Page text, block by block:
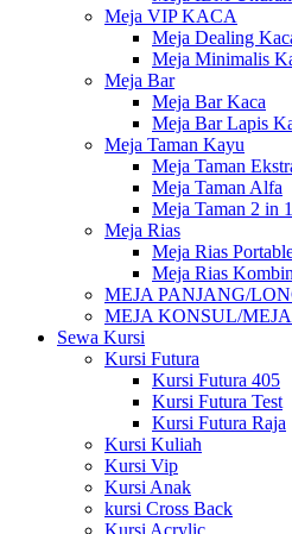
Meja VIP KACA
Meja Dealing
Meja Minimalis
Meja Bar
Meja Bar Kaca
Meja Bar Lapis
Meja Taman Kayu
Meja Taman
Meja Taman Alfa
Meja Taman 2 in 1
Meja Rias
Meja Rias
Meja Rias
MEJA PANJANG/
MEJA KONSUL/
Sewa Kursi
Kursi Futura
Kursi Futura 405
Kursi Futura Test
Kursi Futura Raja
Kursi Kuliah
Kursi Vip
Kursi Anak
kursi Cross Back
Kursi Acrylic